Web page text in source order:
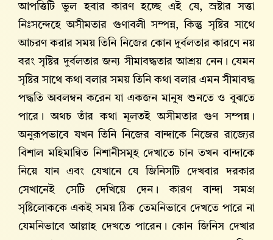
আপত্তিটি ভুল হবার কারণ হচ্ছে এই যে, স্রষ্টার সত্তা
নিঃসন্দেহে অসীমতার গুণাবলী সম্পন্ন, কিন্তু সৃষ্টির সাথে
আচরণ করার সময় তিনি নিজের কোন দুর্বলতার কারণে নয়
বরং সৃষ্টির দুর্বলতার জন্য সীমাবদ্ধতার আশ্রয় নেন। যেমন
সৃষ্টির সাথে কথা বলার সময় তিনি কথা বলার এমন সীমাবদ্ধ
পদ্ধতি অবলম্বন করেন যা একজন মানুষ শুনতে ও বুঝতে
পারে। অথচ তাঁর কথা মূলতই অসীমতার গুণ সম্পন্ন।
অনুরূপভাবে যখন তিনি নিজের বান্দাকে নিজের রাজ্যের
বিশাল মহিমান্বিত নিশানীসমূহ দেখাতে চান তখন বান্দাকে
নিয়ে যান এবং যেখানে যে জিনিসটি দেখবার দরকার
সেখানেই সেটি দেখিয়ে দেন। কারণ বান্দা সমগ্র
সৃষ্টিলোককে একই সময় ঠিক তেমনিভাবে দেখতে পারে না
যেমনিভাবে আল্লাহ দেখতে পারেন। কোন জিনিস দেখার